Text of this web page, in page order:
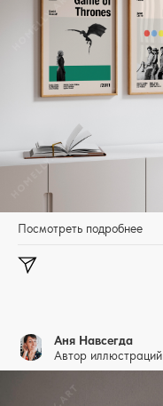
Посмотреть подробнее
Аня Навсегда
Автор иллюстраций